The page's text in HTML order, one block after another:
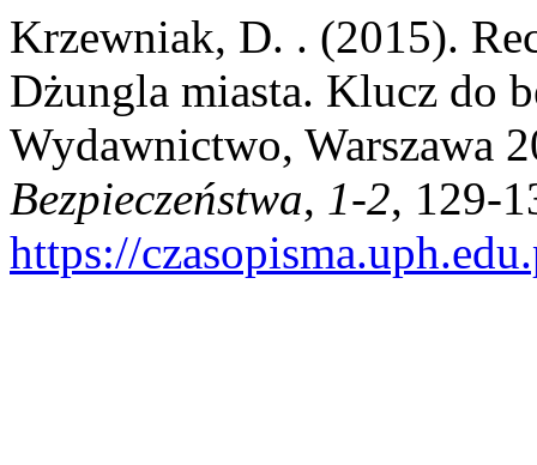
Krzewniak, D. . (2015).
Dżungla miasta. Klucz do
Wydawnictwo, Warszawa
Bezpieczeństwa, 1-2, 129-
https://